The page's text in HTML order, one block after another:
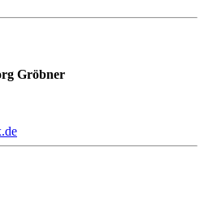
Gröbner